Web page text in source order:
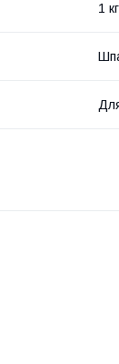
1 кг